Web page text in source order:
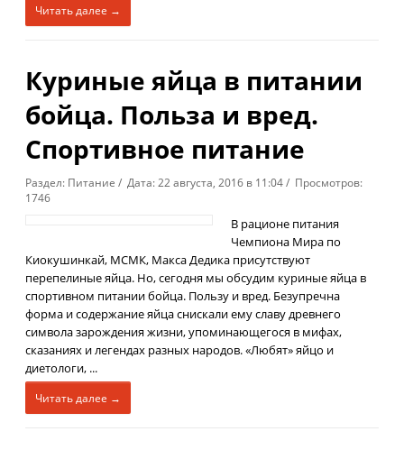
Читать далее →
Куриные яйца в питании
бойца. Польза и вред.
Спортивное питание
Раздел: Питание / Дата: 22 августа, 2016 в 11:04 / Просмотров:
1746
В рационе питания
Чемпиона Мира по
Киокушинкай, МСМК, Макса Дедика присутствуют
перепелиные яйца. Но, сегодня мы обсудим куриные яйца в
спортивном питании бойца. Пользу и вред. Безупречна
форма и содержание яйца снискали ему славу древнего
символа зарождения жизни, упоминающегося в мифах,
сказаниях и легендах разных народов. «Любят» яйцо и
диетологи, ...
Читать далее →